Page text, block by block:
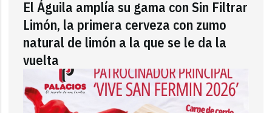
El Águila amplía su gama con Sin Filtrar
Limón, la primera cerveza con zumo
natural de limón a la que se le da la
vuelta